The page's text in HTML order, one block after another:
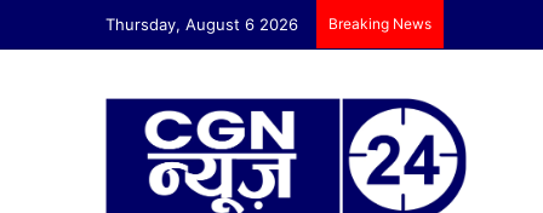
Thursday, August 6 2026 Breaking News